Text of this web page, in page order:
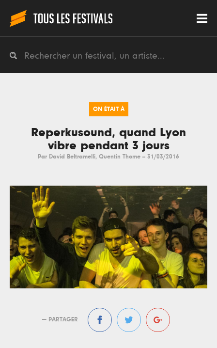
ON ÉTAIT À
Reperkusound, quand Lyon
vibre pendant 3 jours
Par David Beltramelli, Quentin Thome -- 31/03/2016
— PARTAGER